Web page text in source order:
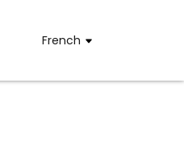
French